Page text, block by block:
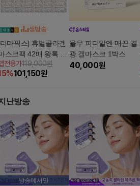
생방송
마픽스] 휴멀콜라겐
스크팩 42매 왕톡 역
급 패키지
전용가119,000원
%101,150원
율무 피디알엔 매끈 결
광 겔마스크 1박스
40,000원
난방송
방송에서만